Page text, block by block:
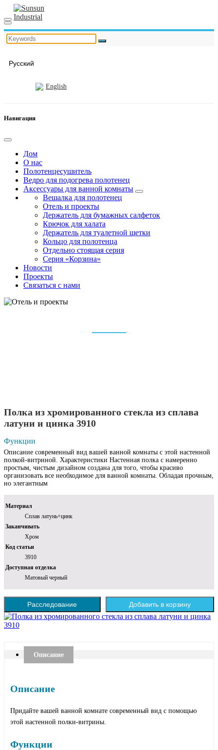
Русский
English
Навигация
Дом
О нас
Полотенцесушитель
Ведро для подогрева полотенец
Аксессуары для ванной комнаты
Вешалка для полотенец
Отель и проекты
Держатель для бумажных салфеток
Крючок для халата
Держатель для туалетной щетки
Кольцо для полотенца
Отдельно стоящая серия
Серия «Корзина»
Новости
Проекты
Связаться с нами
Полка из хромированного стекла из сплава
латуни и цинка 3910
Функции
Описание современный вид вашей ванной комнаты с этой настенной
полкой-витриной. Характеристики Настенная полка с намеренно
простым, чистым дизайном создана для того, чтобы красиво
организовать все необходимое для ванной комнаты. Обладая прочным,
но элегантным
Материал
Сплав латунь+цинк
Заканчивать
Хром
Код статьи
3910
Доступная отделка
Матовый черный
Расследование Добавить в корзину
Описание
Описание
Придайте вашей ванной комнате современный вид с помощью
этой настенной полки-витрины.
Функции